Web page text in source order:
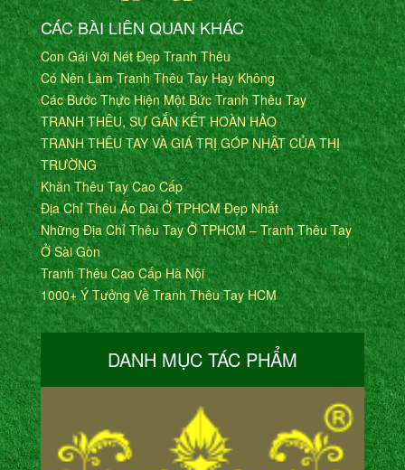
CÁC BÀI LIÊN QUAN KHÁC
Con Gái Với Nét Đẹp Tranh Thêu
Có Nên Làm Tranh Thêu Tay Hay Không
Các Bước Thực Hiện Một Bức Tranh Thêu Tay
TRANH THÊU, SỰ GẮN KẾT HOÀN HẢO
TRANH THÊU TAY VÀ GIÁ TRỊ GÓP NHẬT CỦA THỊ
TRƯỜNG
Khăn Thêu Tay Cao Cấp
Địa Chỉ Thêu Áo Dài Ở TPHCM Đẹp Nhất
Những Địa Chỉ Thêu Tay Ở TPHCM – Tranh Thêu Tay
Ở Sài Gòn
Tranh Thêu Cao Cấp Hà Nội
1000+ Ý Tưởng Về Tranh Thêu Tay HCM
DANH MỤC TÁC PHẨM